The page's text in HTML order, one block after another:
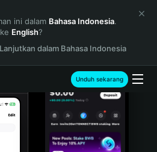
ini dalam Bahasa Indonesia.
English?
Lanjutkan dalam Bahasa Indonesia
Unduh sekarang